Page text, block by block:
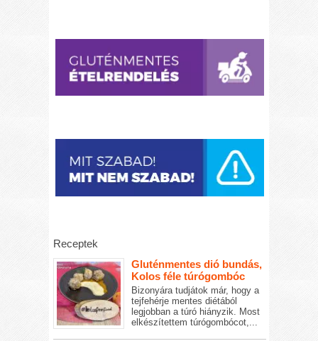
Receptek
Gluténmentes dió bundás,
Kolos féle túrógombóc
Bizonyára tudjátok már, hogy a
tejfehérje mentes diétából
legjobban a túró hiányzik. Most
elkészítettem túrógombócot,...